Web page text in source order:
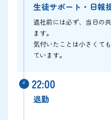
生徒サポート・日報
退社前には必ず、当日の
ます。
気付いたことは小さくて
ています。
22:00
退勤